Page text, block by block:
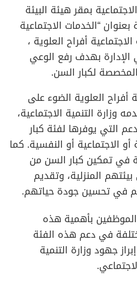
بمقر هيئة البيئة
“الخدمات الاجتماعية
أفراح العلوية ،
بهدف رفع الوعي
المخصصة لكبار السن.
أفراح العلوية الضوء على
وزارة التنمية الاجتماعية،
التي يوفرها لفئة كبار
الاجتماعية أو النفسية. كما
في تمكين كبار السن من
المنزلية، وتقديم
في تحسين جودة حياتهم.
بأهمية هذه
في دعم هذه الفئة
جهود وزارة التنمية